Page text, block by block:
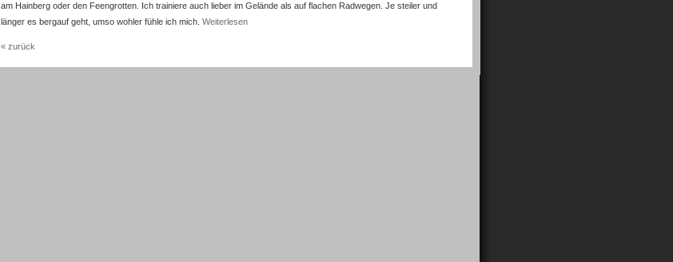
Berglauf
am Hainberg oder den Feengrotten. Ich trainiere auch lieber im Gelände als auf flachen Radwegen. Je steiler und
länger es bergauf geht, umso wohler fühle ich mich. Weiterlesen
« zurück